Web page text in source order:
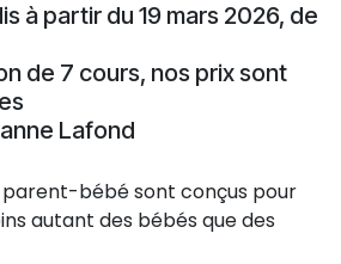
à partir du 19 mars 2026, de
de 7 cours, nos prix sont
Lafond
parent-bébé sont conçus pour
autant des bébés que des